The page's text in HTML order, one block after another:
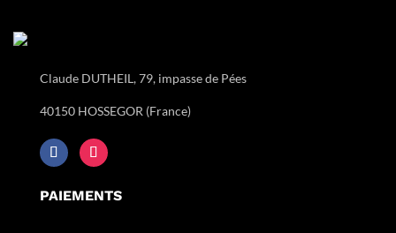
Claude DUTHEIL, 79, impasse de Pées
40150 HOSSEGOR (France)
PAIEMENTS